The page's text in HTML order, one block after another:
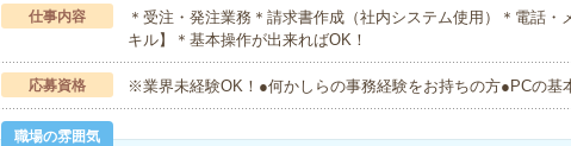
仕事内容
＊受注・発注業務＊請求書作成（社内システム使用）＊電話・
キル】＊基本操作が出来ればOK！
応募資格 ※業界未経験OK！●何かしらの事務経験をお持ちの方●PCの基
職場の雰囲気